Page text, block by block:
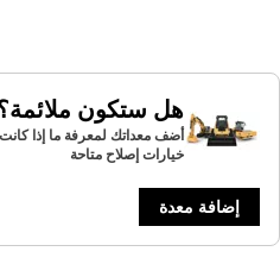
هل ستكون ملائمة؟
أضف معداتك لمعرفة ما إذا كانت
خيارات إصلاح متاحة
إضافة معدة